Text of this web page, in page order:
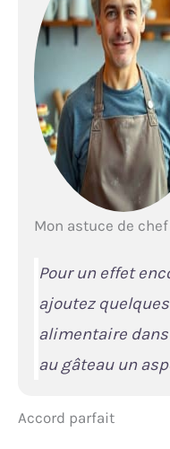
Mon astuce de chef
Pour un effet
ajoutez
alimentaire
au gâteau un
Accord parfait